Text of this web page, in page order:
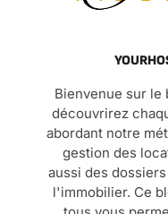
Bienvenue sur le
découvrirez
abordant notre
gestion des
aussi des
l'immobilier. Ce